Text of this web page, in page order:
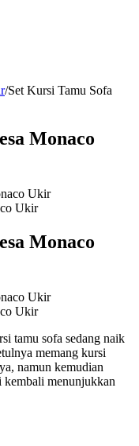
/Set Kursi Tamu Sofa
Monaco
Ukir
Monaco
Ukir
tamu sofa sedang naik
memang kursi
namun kemudian
kembali menunjukkan